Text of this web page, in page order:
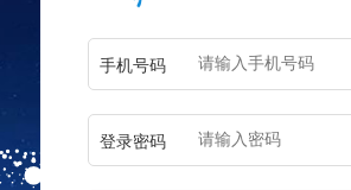
手机号码
登录密码